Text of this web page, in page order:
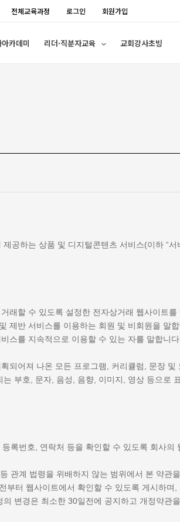
전체교육과정 로그인 회원가입
카데미 리더·직분자교육 교회강사초빙
공하는 상품 및 디지털콘텐츠 서비스(이하 “서
래할 수 있도록 설정한 전자상거래 웹사이트를
제반 서비스를 이용하는 회원 및 비회원을 말합
스를 지속적으로 이용할 수 있는 자를 말합니다.
되어져 나온 모든 프로그램, 커리큘럼, 문장 및
부호, 문자, 음성, 음향, 이미지, 영상 등으로
록번호, 연락처 등을 확인할 수 있도록 회사의
관계 법령을 위배하지 않는 범위에서 본 약관
터 웹사이트에서 확인할 수 있도록 게시하며,
변경은 최소한 30일전에 공지하고 개정약관